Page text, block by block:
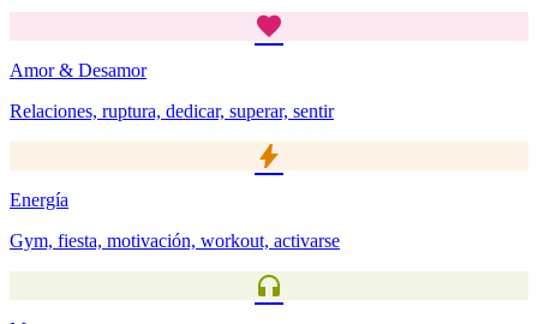
favorite
Amor & Desamor
Relaciones, ruptura, dedicar, superar, sentir
bolt
Energía
Gym, fiesta, motivación, workout, activarse
headphones